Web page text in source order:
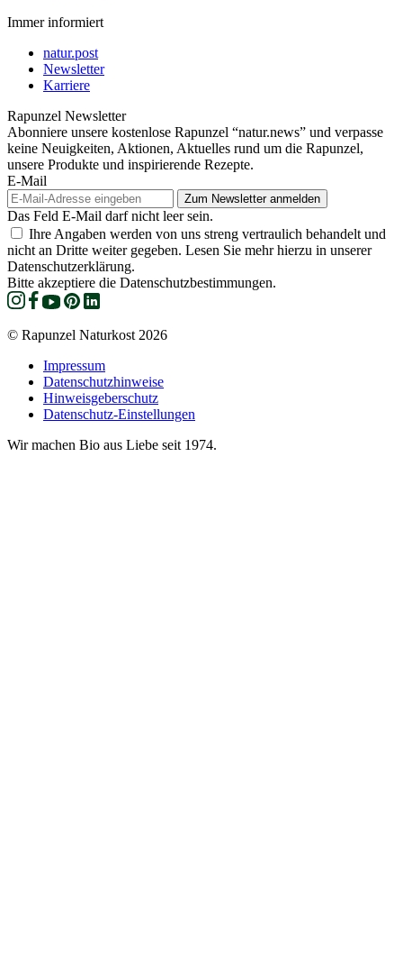
Immer informiert
natur.post
Newsletter
Karriere
Rapunzel Newsletter
Abonniere unsere kostenlose Rapunzel “natur.news” und verpasse
keine Neuigkeiten, Aktionen, Aktuelles rund um die Rapunzel,
unsere Produkte und inspirierende Rezepte.
E-Mail
Das Feld E-Mail darf nicht leer sein.
Ihre Angaben werden von uns streng vertraulich behandelt und
nicht an Dritte weiter gegeben. Lesen Sie mehr hierzu in unserer
Datenschutzerklärung.
Bitte akzeptiere die Datenschutzbestimmungen.
© Rapunzel Naturkost 2026
Impressum
Datenschutzhinweise
Hinweisgeberschutz
Datenschutz-Einstellungen
Wir machen Bio aus Liebe seit 1974.